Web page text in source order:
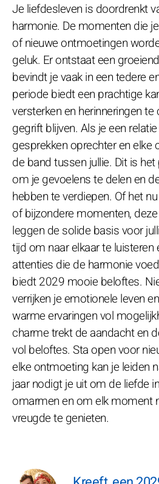
Je liefdesleven is doordrenkt
harmonie. De momenten die
of nieuwe ontmoetingen
geluk. Er ontstaat een
bevindt je vaak in een tedere
periode biedt een prachtige
versterken en herinneringen te
gegrift blijven. Als je een
gesprekken oprechter en elke
de band tussen jullie. Dit is
om je gevoelens te delen en
hebben te verdiepen. Of het
of bijzondere momenten,
leggen de solide basis voor
tijd om naar elkaar te luisteren
attenties die de harmonie
biedt 2029 mooie beloftes.
verrijken je emotionele leven
warme ervaringen vol
charme trekt de aandacht en
vol beloftes. Sta open voor
elke ontmoeting kan je leiden
jaar nodigt je uit om de liefde
omarmen en om elk moment
vreugde te genieten.